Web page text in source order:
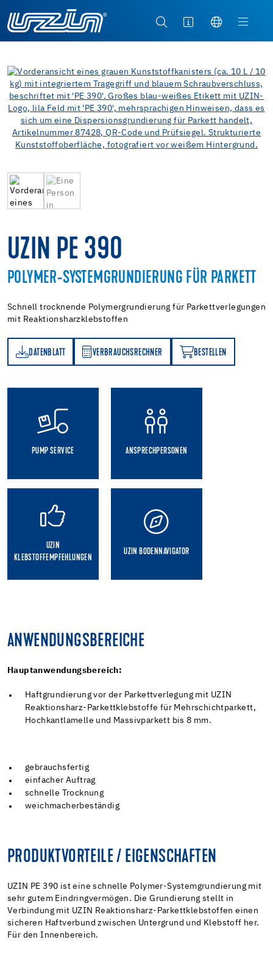
UZIN PE 390
POLYMER-SYSTEMGRUNDIERUNG FÜR PARKETT
Schnell trocknende Polymergrundierung für Parkettverlegungen
mit Reaktionsharzklebstoffen
DATENBLATT VERBRAUCHSRECHNER BESTELLEN
BESTELLEN
PUMP SERVICE ANSPRECHPERSONEN
UZIN
KLEBSTOFFEMPFEHLUNGEN
UZIN BODENNAVIGATOR
ANWENDUNGSBEREICHE
Hauptanwendungsbereich:
Haftgrundierung vor der Parkettverlegung mit UZIN
Reaktionsharz-Parkettklebstoffe für Mehrschichtparkett,
Hochkantlamelle und Massivparkett bis 8 mm.
gebrauchsfertig
einfacher Auftrag
schnelle Trocknung
weichmacherbeständig
PRODUKTVORTEILE / EIGENSCHAFTEN
UZIN PE 390 ist eine schnelle Polymer-Systemgrundierung mit
sehr gutem Eindringvermögen. Die Grundierung stellt in
Verbindung mit UZIN Reaktionsharz-Parkettklebstoffen einen
sicheren Haftverbund zwischen Untergrund und Klebstoff her.
Für den Innenbereich.